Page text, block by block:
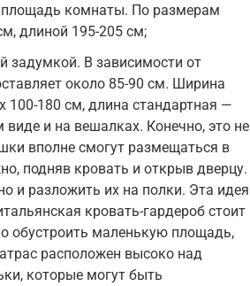
площадь комнаты. По размерам
длиной 195-205 см;
задумкой. В зависимости от
около 85-90 см. Ширина
100-180 см, длина стандартная —
и на вешалках. Конечно, это не
вполне смогут размещаться в
подняв кровать и открыв дверцу.
и разложить их на полки. Эта идея
кровать-гардероб стоит
обустроить маленькую площадь,
расположен высоко над
которые могут быть